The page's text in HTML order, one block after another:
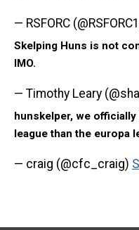
— RSFORC
Skelping Huns is not
IMO.
— Timothy Leary
hunskelper, we
league than the europa
— craig (@cfc_craig)